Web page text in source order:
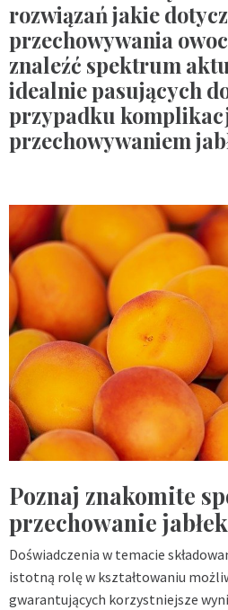
rozwiązań jakie
przechowywania
znaleźć spektrum
idealnie pasujących
przypadku
przechowywaniem
Poznaj znakomite
przechowanie jabłek
Doświadczenia w temacie
istotną rolę w kształtowaniu
gwarantujących korzystniejsze